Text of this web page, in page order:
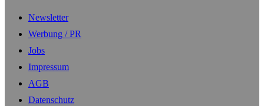
Newsletter
Werbung / PR
Jobs
Impressum
AGB
Datenschutz